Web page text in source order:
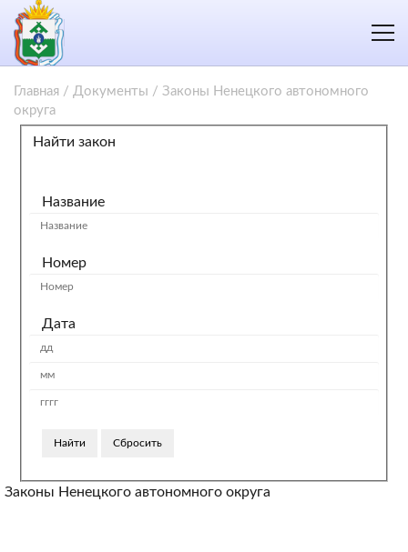
Главная / Документы / Законы Ненецкого автономного
округа
Найти закон
Название
Номер
Дата
Законы Ненецкого автономного округа